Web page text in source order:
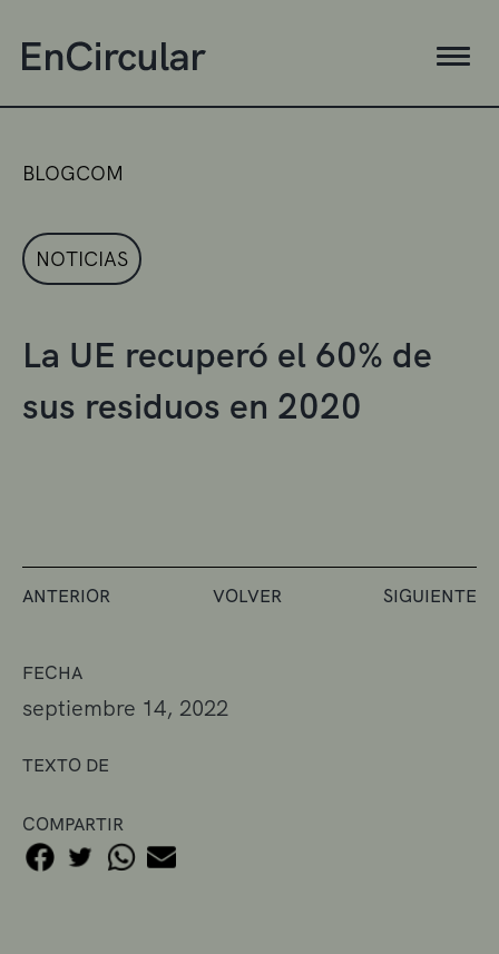
FECHA
septiembre 14, 2022
TEXTO DE
COMPARTIR
BLOGCOM
NOTICIAS
La UE recuperó el 60% de
sus residuos en 2020
ANTERIOR VOLVER SIGUIENTE